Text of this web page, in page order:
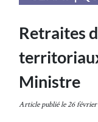
Retraites
Ministre
Article publié le 26 février